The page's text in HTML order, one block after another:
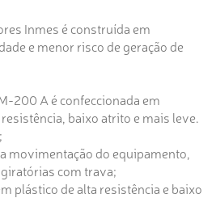
Inmes é construída em
e menor risco de geração de
200 A é confeccionada em
baixo atrito e mais leve.
movimentação do equipamento,
com trava;
plástico de alta resistência e baixo